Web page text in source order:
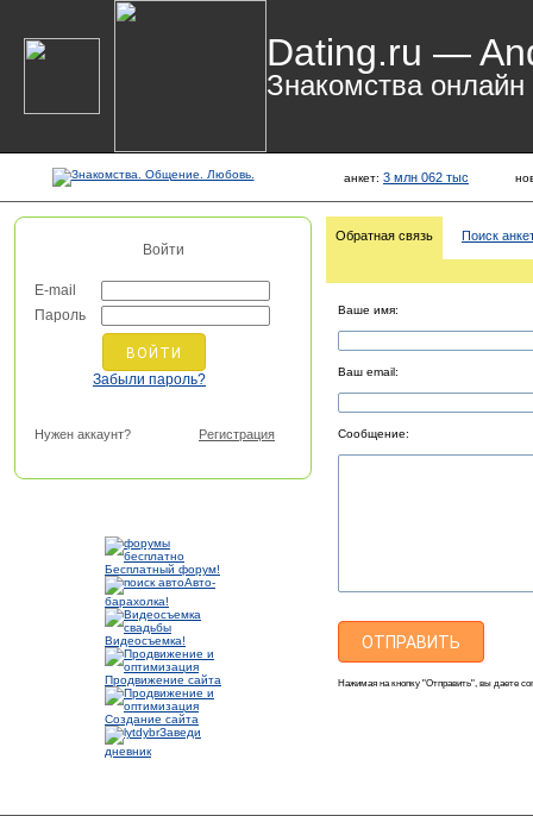
Dating.ru —
Знакомства онлайн
анкет: 3 млн 062 тыс
Войти
E-mail
Пароль
Забыли пароль?
Нужен аккаунт? Регистрация
Бесплатный форум!
Авто-
барахолка!
Видеосъемка!
Продвижение сайта
Создание сайта
Заведи
дневник
Обратная связь Поиск
Ваше имя:
Ваш email:
Сообщение:
Нажимая на кнопку "Отправить", вы даете